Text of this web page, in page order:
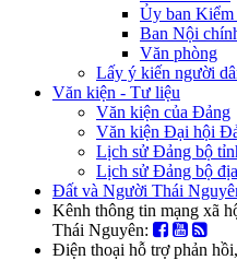
Ủy ban Kiểm
Ban Nội
Văn phòng
Lấy ý kiến người
Văn kiện - Tư liệu
Văn kiện của Đảng
Văn kiện Đại hội
Lịch sử Đảng bộ
Lịch sử Đảng bộ
Đất và Người Thái
Kênh thông tin mạng xã
Thái Nguyên:
Điện thoại hỗ trợ phản